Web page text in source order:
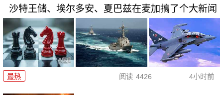
沙特王储、埃尔多安、夏巴兹在麦加搞了个大新闻
最热 阅读 4426 4小时前